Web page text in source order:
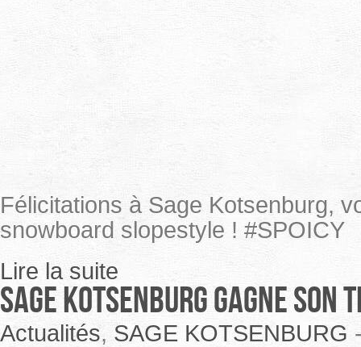
Félicitations à Sage Kotsenburg,
snowboard slopestyle ! #SPOICY
Lire la suite
Sage Kotsenburg gagne son
Actualités, SAGE KOTSENBURG